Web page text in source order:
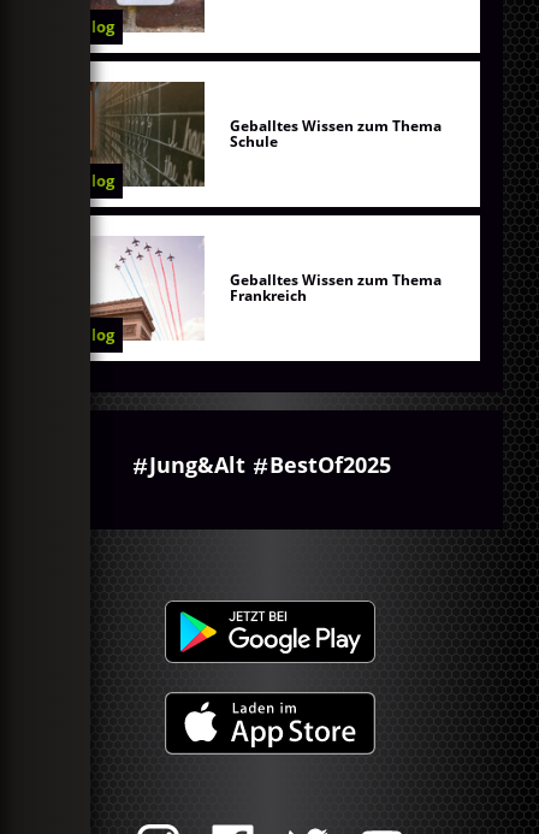
Blog
Blog
Geballtes Wissen zum Thema
Schule
Blog
Geballtes Wissen zum Thema
Frankreich
Jung&Alt BestOf2025